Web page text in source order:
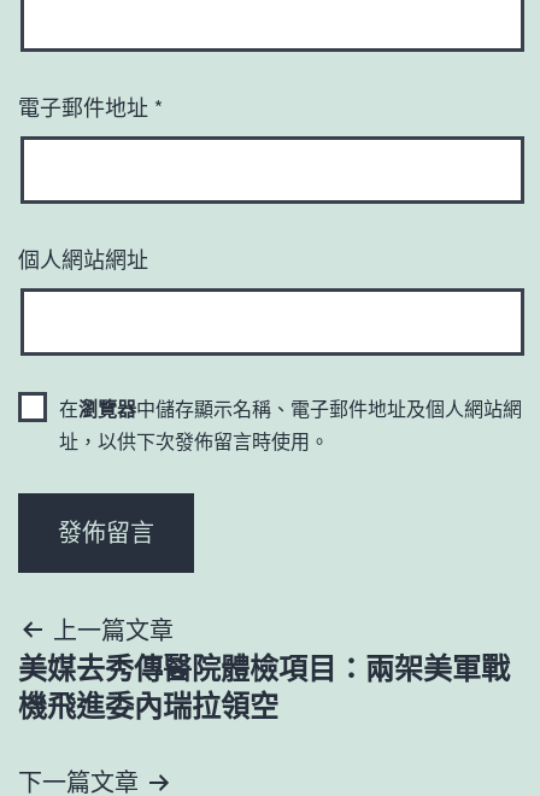
電子郵件地址 *
個人網站網址
在瀏覽器中儲存顯示名稱、電子郵件地址及個人網站網
址，以供下次發佈留言時使用。
文
章
上一篇文章
美媒去秀傳醫院體檢項目：兩架美軍戰
機飛進委內瑞拉領空
下一篇文章